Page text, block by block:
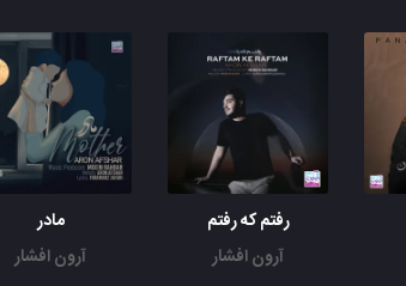
رفتم که رفتم
آرون افشار
مادر
آرون افشار